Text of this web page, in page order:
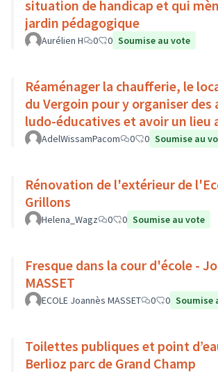
situation de handicap et qui
jardin pédagogique
Aurélien H 0 0 Soumise au vote
Réaménager la chaufferie, le
du Vergoin pour y organiser des
ludo-éducatives et avoir un lieu
modèle pour les
AdelWissamPacom 0 0 Soumise au
Rénovation de l'extérieur de
Grillons
Helena_Wagz 0 0 Soumise au vote
Fresque dans la cour d'école -
MASSET
ECOLE Joannès MASSET 0 0 Soumise
Toilettes publiques et point
Berlioz parc de Grand Champ